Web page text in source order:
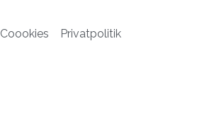
Coookies Privatpolitik